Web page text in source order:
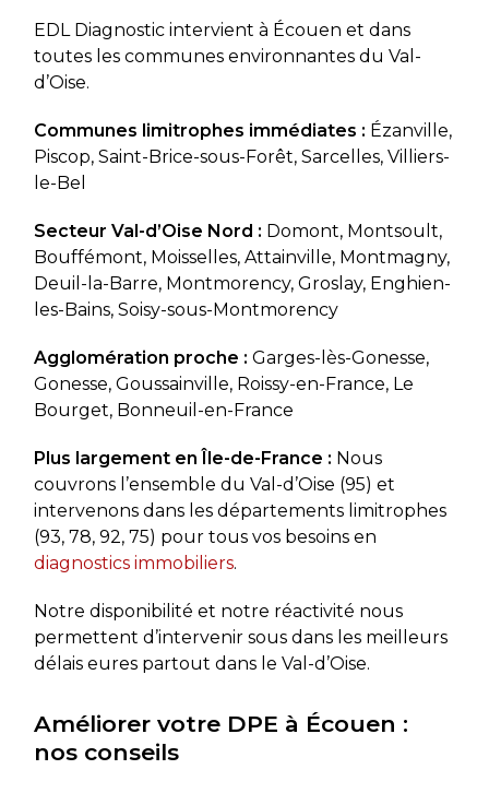
EDL Diagnostic intervient à Écouen et dans
toutes les communes environnantes du Val-
d’Oise.
Communes limitrophes immédiates : Ézanville,
Piscop, Saint-Brice-sous-Forêt, Sarcelles, Villiers-
le-Bel
Secteur Val-d’Oise Nord : Domont, Montsoult,
Bouffémont, Moisselles, Attainville, Montmagny,
Deuil-la-Barre, Montmorency, Groslay, Enghien-
les-Bains, Soisy-sous-Montmorency
Agglomération proche : Garges-lès-Gonesse,
Gonesse, Goussainville, Roissy-en-France, Le
Bourget, Bonneuil-en-France
Plus largement en Île-de-France : Nous
couvrons l’ensemble du Val-d’Oise (95) et
intervenons dans les départements limitrophes
(93, 78, 92, 75) pour tous vos besoins en
diagnostics immobiliers.
Notre disponibilité et notre réactivité nous
permettent d’intervenir sous dans les meilleurs
délais eures partout dans le Val-d’Oise.
Améliorer votre DPE à Écouen :
nos conseils